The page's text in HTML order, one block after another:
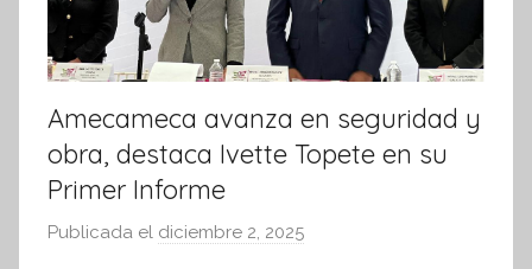
Amecameca avanza en seguridad y
obra, destaca Ivette Topete en su
Primer Informe
Publicada el diciembre 2, 2025